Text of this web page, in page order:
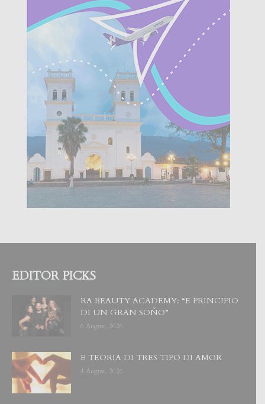
EDITOR PICKS
RA BEAUTY ACADEMY: “E PRINCIPIO
DI UN GRAN SOÑO”
6 August, 2026
E TEORIA DI TRES TIPO DI AMOR
4 August, 2026